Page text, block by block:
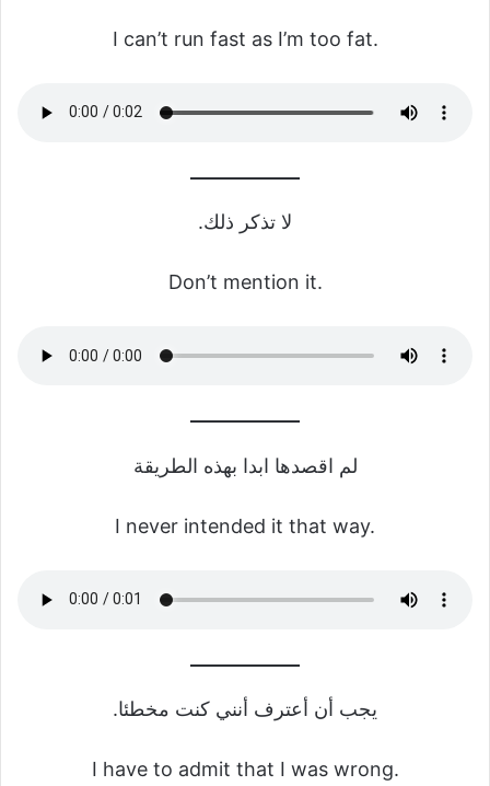
I can’t run fast as I’m too fat.
لا تذكر ذلك.
Don’t mention it.
لم اقصدها ابدا بهذه الطريقة
I never intended it that way.
يجب أن أعترف أنني كنت مخطئا.
I have to admit that I was wrong.